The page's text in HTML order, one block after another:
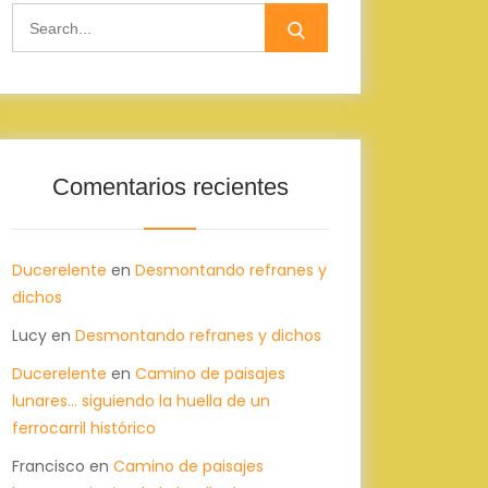
Comentarios recientes
Ducerelente en Desmontando refranes y
dichos
Lucy en Desmontando refranes y dichos
Ducerelente en Camino de paisajes
lunares… siguiendo la huella de un
ferrocarril histórico
Francisco en Camino de paisajes